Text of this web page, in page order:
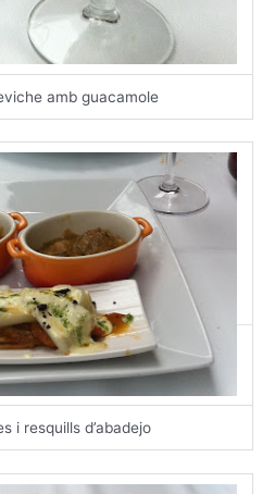
amb guacamole
i resquills d’abadejo